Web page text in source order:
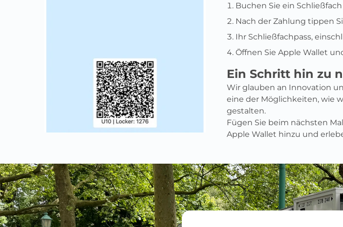
Buchen Sie ein
Nach der Zahlung tippen
Ihr Schließfachpass,
Öffnen Sie Apple Wallet
Ein Schritt hin zu
Wir glauben an Innovation
eine der Möglichkeiten, wie
gestalten.
Fügen Sie beim nächsten
Apple Wallet hinzu und